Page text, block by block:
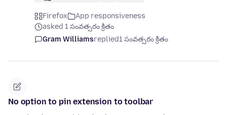
Firefox
App responsiveness
asked 1 సంవత్సరం క్రితం
Gram Williamsreplied1 సంవత్సరం క్రితం
No option to pin extension to toolbar